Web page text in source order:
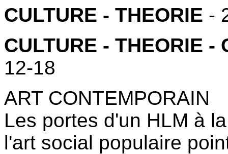
CULTURE - THEORIE -
CULTURE - THEORIE -
12-18
ART CONTEMPORAIN
Les portes d'un HLM à
l'art social populaire